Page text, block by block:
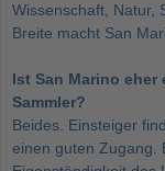
Wissenschaft, Natur,
Breite macht San
Ist San Marino
Sammler?
Beides. Einsteiger
einen guten Zugang.